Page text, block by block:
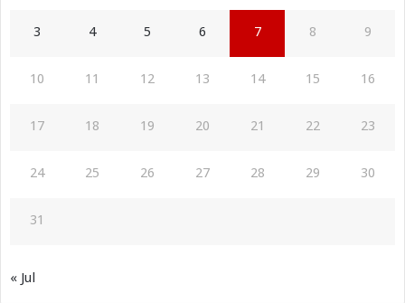
3 4 5 6 7 8 9
10 11 12 13 14 15 16
17 18 19 20 21 22 23
24 25 26 27 28 29 30
31
« Jul